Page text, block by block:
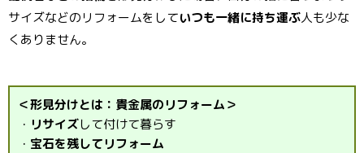
サイズなどのリフォームをしていつも一緒に持ち運ぶ人も少な
くありません。
＜形見分けとは：貴金属のリフォーム＞
・ リサイズして付けて暮らす
・ 宝石を残してリフォーム